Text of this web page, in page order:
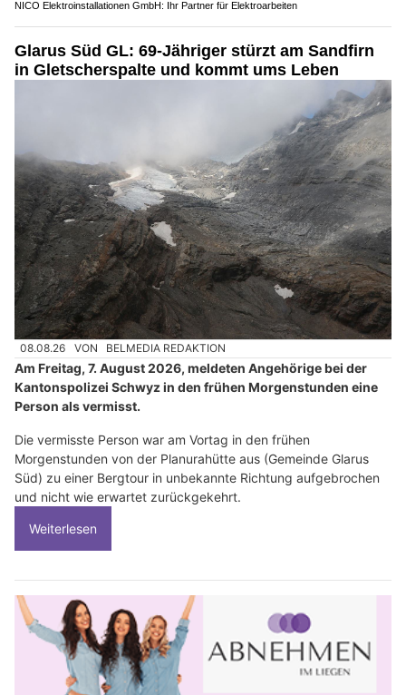
NICO Elektroinstallationen GmbH: Ihr Partner für Elektroarbeiten
Glarus Süd GL: 69-Jähriger stürzt am Sandfirn
in Gletscherspalte und kommt ums Leben
08.08.26 VON BELMEDIA REDAKTION
Am Freitag, 7. August 2026, meldeten Angehörige bei der
Kantonspolizei Schwyz in den frühen Morgenstunden eine
Person als vermisst.
Die vermisste Person war am Vortag in den frühen
Morgenstunden von der Planurahütte aus (Gemeinde Glarus
Süd) zu einer Bergtour in unbekannte Richtung aufgebrochen
und nicht wie erwartet zurückgekehrt.
Weiterlesen